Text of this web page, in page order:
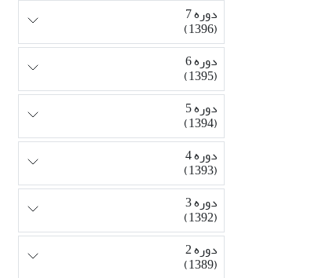
دوره 7
(1396)
دوره 6
(1395)
دوره 5
(1394)
دوره 4
(1393)
دوره 3
(1392)
دوره 2
(1389)